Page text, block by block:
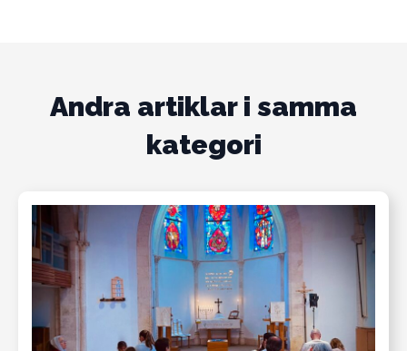
Andra artiklar i samma
kategori